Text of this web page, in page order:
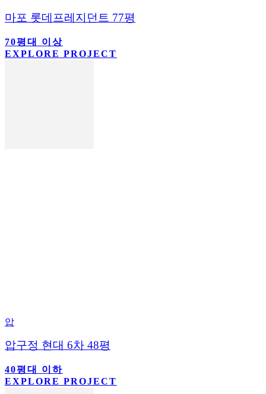
마포 롯데프레지던트 77평
70평대 이상
EXPLORE PROJECT
압
압구정 현대 6차 48평
40평대 이하
EXPLORE PROJECT